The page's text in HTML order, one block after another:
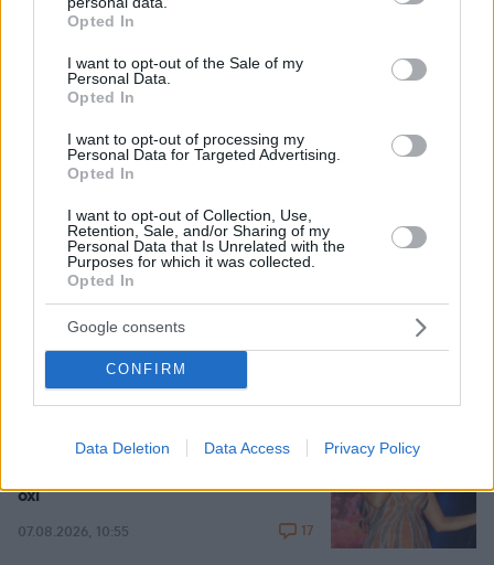
grant or deny consent to Google and its third-party tags to
use your data for below specified purposes in below Google
consent section.
Opted In
I want to opt-out of the Sale of my
Personal Data.
Opted In
I want to opt-out of processing my
Personal Data for Targeted Advertising.
Opted In
I want to opt-out of Collection, Use,
Retention, Sale, and/or Sharing of my
Personal Data that Is Unrelated with the
Purposes for which it was collected.
Opted In
Google consents
CONFIRM
Data Deletion Data Access Privacy Policy
«Άξιζε να θέσουμε σε κίνδυνο μια
οικογένεια λύκων, για να σώσουμε
έναν σκύλο; Όχι» λέει ο ερευνητής
μετά τις επικρίσεις για τον θάνατο του
07.08.2026, 18:54 44
«Τα έχω χάσει όλα»: Συντετριμμένος ο
πατέρας και σύζυγος των θυμάτων
στο τροχαίο στις Σέρρες
Ανδρομάχη για πρόσφατη εμφάνισή
της: Ένα μεγάλο συγγνώμη που δεν
μπόρεσα να ανταπεξέλθω στο live,
όχι
07.08.2026, 10:55 17